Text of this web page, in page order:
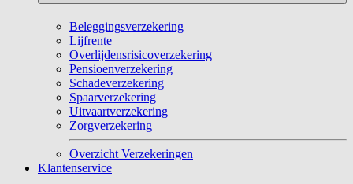
Beleggingsverzekering
Lijfrente
Overlijdensrisicoverzekering
Pensioenverzekering
Schadeverzekering
Spaarverzekering
Uitvaartverzekering
Zorgverzekering
Overzicht Verzekeringen
Klantenservice